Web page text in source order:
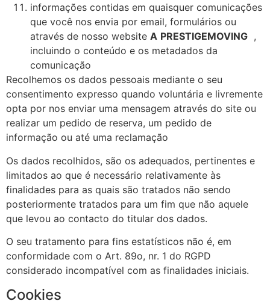
informações contidas em quaisquer comunicações
que você nos envia por email, formulários ou
através de nosso website A PRESTIGEMOVING ,
incluindo o conteúdo e os metadados da
comunicação
Recolhemos os dados pessoais mediante o seu
consentimento expresso quando voluntária e livremente
opta por nos enviar uma mensagem através do site ou
realizar um pedido de reserva, um pedido de
informação ou até uma reclamação
Os dados recolhidos, são os adequados, pertinentes e
limitados ao que é necessário relativamente às
finalidades para as quais são tratados não sendo
posteriormente tratados para um fim que não aquele
que levou ao contacto do titular dos dados.
O seu tratamento para fins estatísticos não é, em
conformidade com o Art. 89o, nr. 1 do RGPD
considerado incompatível com as finalidades iniciais.
Cookies